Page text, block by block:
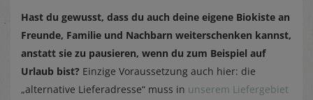
Hast du gewusst, dass du auch deine eigene Biokiste an
Freunde, Familie und Nachbarn weiterschenken kannst,
anstatt sie zu pausieren, wenn du zum Beispiel auf
Urlaub bist? Einzige Voraussetzung auch hier: die
„alternative Lieferadresse“ muss in unserem Liefergebiet